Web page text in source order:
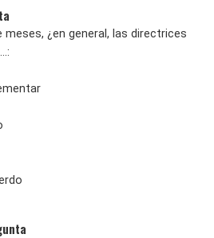
¿en general, las directrices